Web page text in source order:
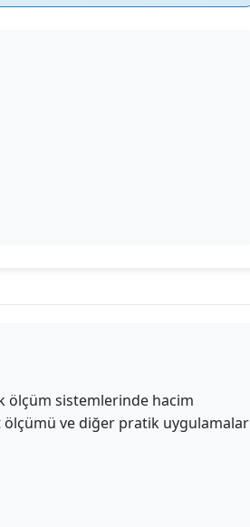
ölçüm sistemlerinde hacim
ve diğer pratik uygulamalar